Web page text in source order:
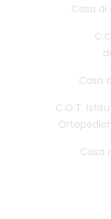
Casa di
Casa
C.O.T.
Casa